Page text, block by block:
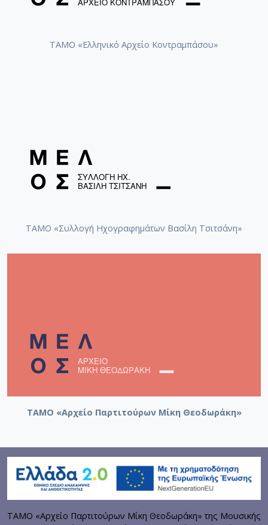
ΤΑΜΟ «Ελληνικό Αρχείο Κοντραμπάσου»
ΤΑΜΟ «Συλλογή Ηχογραφημάτων Βασίλη Τσιτσάνη»
ΤΑΜΟ «Αρχείο Παρτιτούρων Μίκη Θεοδωράκη»
ΤΑΜΟ «Αρχείο Παρτιτούρων Μίκη Θεοδωράκη» της Μουσικής